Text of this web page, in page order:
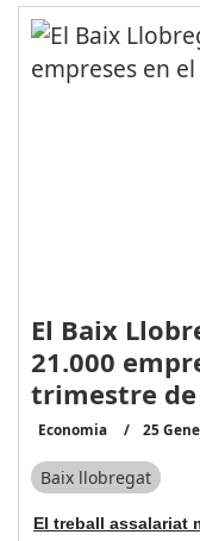
El Baix
21.000
trimestre de
Economia 25
Baix llobregat
El treball assalariat